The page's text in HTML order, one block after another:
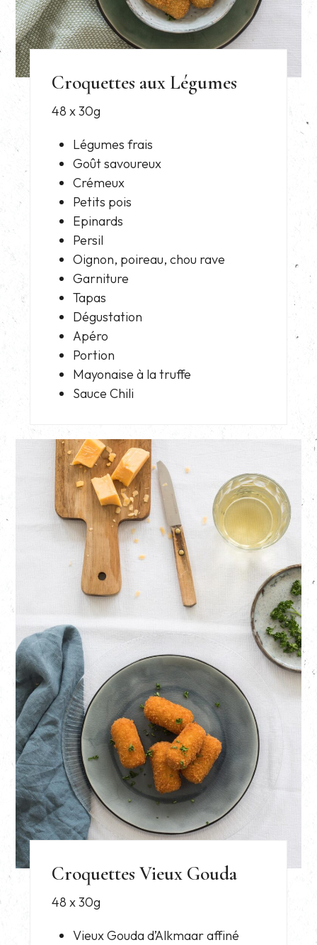
Croquettes aux Légumes
48 x 30g
Légumes frais
Goût savoureux
Crémeux
Petits pois
Epinards
Persil
Oignon, poireau, chou rave
Garniture
Tapas
Dégustation
Apéro
Portion
Mayonaise à la truffe
Sauce Chili
Croquettes Vieux Gouda
48 x 30g
Vieux Gouda d’Alkmaar affiné